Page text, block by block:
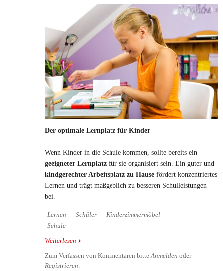
Der optimale Lernplatz für Kinder
Wenn Kinder in die Schule kommen, sollte bereits ein
geeigneter Lernplatz für sie organisiert sein. Ein guter und
kindgerechter Arbeitsplatz zu Hause fördert konzentriertes
Lernen und trägt maßgeblich zu besseren Schulleistungen
bei.
Lernen Schüler
Kinderzimmermöbel
Schule
Weiterlesen über Der optimale Lernplatz für Kinder
Zum Verfassen von Kommentaren bitteAnmelden oder
Registrieren.